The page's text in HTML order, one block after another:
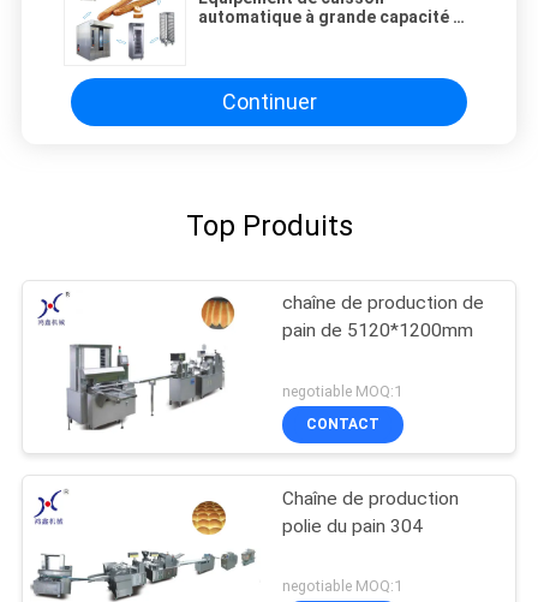
automatique à grande capacité de
Continuer
Top Produits
chaîne de production de
pain de 5120*1200mm
negotiable MOQ:1
CONTACT
Chaîne de production
polie du pain 304
negotiable MOQ:1